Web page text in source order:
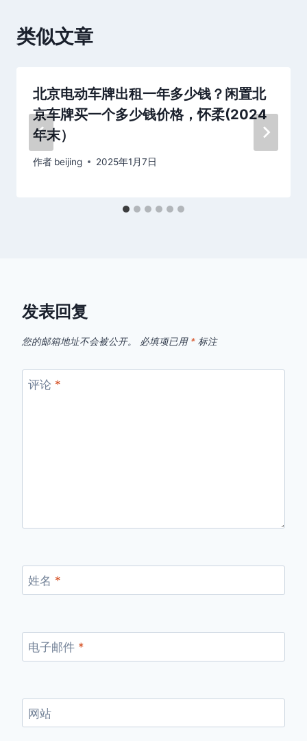
类似文章
北京电动车牌出租一年多少钱？闲置北
京车牌买一个多少钱价格，怀柔(2024
年末）
作者 beijing 2025年1月7日
发表回复
您的邮箱地址不会被公开。 必填项已用 * 标注
评论 *
姓名 *
电子邮件 *
网站